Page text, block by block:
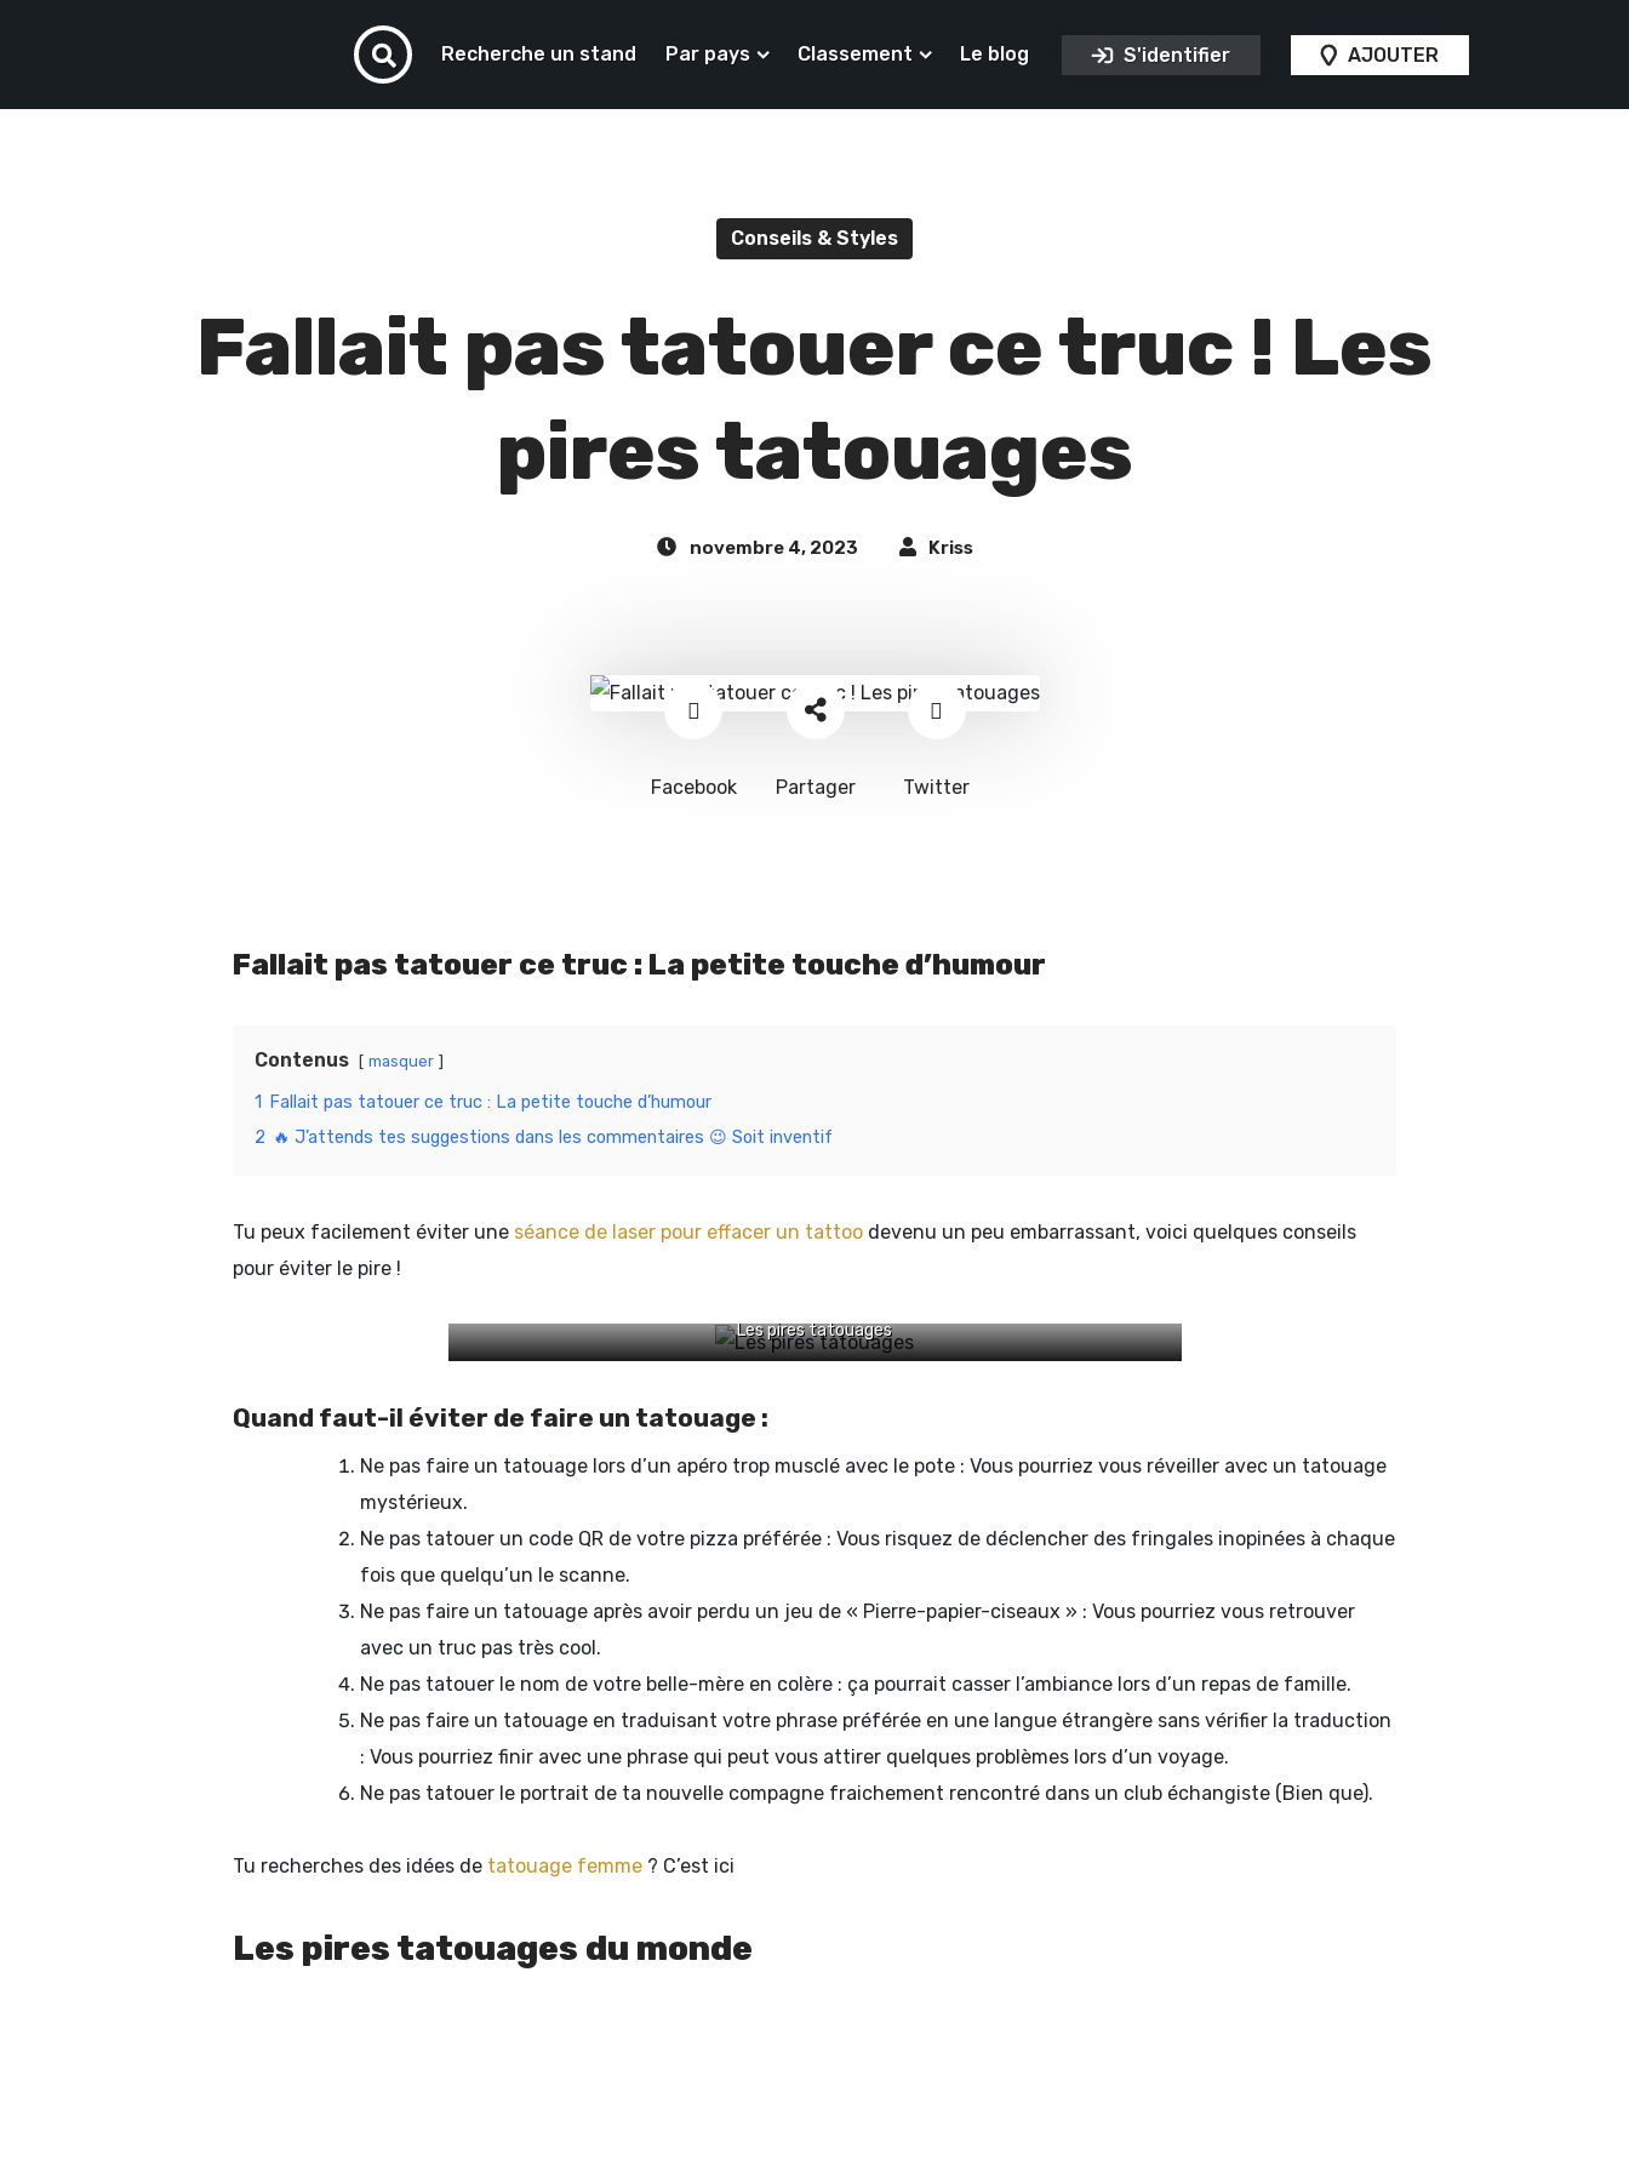
Recherche un stand Par pays Classement Le blog S'identifier AJOUTER
Conseils & Styles
Fallait pas tatouer ce truc ! Les
pires tatouages
novembre 4, 2023 Kriss
Facebook Partager Twitter
Fallait pas tatouer ce truc : La petite touche d’humour
Contenus masquer
1
Fallait pas tatouer ce truc : La petite touche d’humour
2 🔥 J’attends tes suggestions dans les commentaires 😉 Soit inventif
Tu peux facilement éviter une séance de laser pour effacer un tattoo devenu un peu embarrassant, voici quelques conseils
pour éviter le pire !
Les pires tatouages
Quand faut-il éviter de faire un tatouage :
Ne pas faire un tatouage lors d’un apéro trop musclé avec le pote : Vous pourriez vous réveiller avec un tatouage
mystérieux.
Ne pas tatouer un code QR de votre pizza préférée : Vous risquez de déclencher des fringales inopinées à chaque
fois que quelqu’un le scanne.
Ne pas faire un tatouage après avoir perdu un jeu de « Pierre-papier-ciseaux » : Vous pourriez vous retrouver
avec un truc pas très cool.
Ne pas tatouer le nom de votre belle-mère en colère : ça pourrait casser l’ambiance lors d’un repas de famille.
Ne pas faire un tatouage en traduisant votre phrase préférée en une langue étrangère sans vérifier la traduction
: Vous pourriez finir avec une phrase qui peut vous attirer quelques problèmes lors d’un voyage.
Ne pas tatouer le portrait de ta nouvelle compagne fraichement rencontré dans un club échangiste (Bien que).
Tu recherches des idées de tatouage femme ? C’est ici
Les pires tatouages du monde